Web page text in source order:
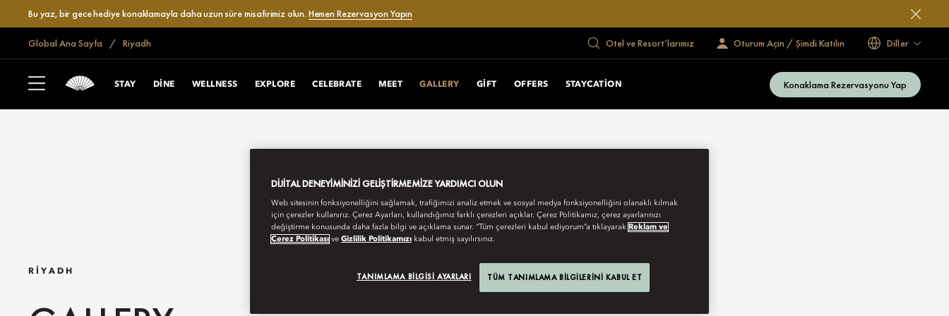
Bu yaz, bir gece hediye konaklamayla daha uzun süre misafirimiz olun. Hemen Rezervasyon Yapın
Global Ana Sayfa Riyadh Otel ve Resort’larımız Oturum Açın / Şimdi Katılın Diller
STAY DINE WELLNESS EXPLORE CELEBRATE MEET GALLERY GIFT OFFERS STAYCATION Konaklama Rezervasyonu Yap
RIYADH
DIJITAL DENEYIMINIZI GELIŞTIRMEMIZE YARDIMCI OLUN
Web sitesinin fonksiyonelliğini sağlamak, trafiğimizi analiz etmek ve sosyal medya fonksiyonelliğini olanaklı kılmak
için çerezler kullanırız. Çerez Ayarları, kullandığımız farklı çerezleri açıklar. Çerez Politikamız, çerez ayarlarınızı
değiştirme konusunda daha fazla bilgi ve açıklama sunar. “Tüm çerezleri kabul ediyorum”a tıklayarak Reklam ve
Çerez Politikası ve Gizlilik Politikamızı kabul etmiş sayılırsınız.
TANIMLAMA BILGISI AYARLARI TÜM TANIMLAMA BILGILERINI KABUL ET